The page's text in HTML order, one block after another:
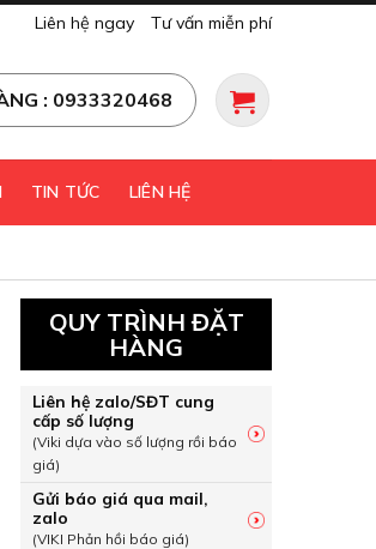
Liên hệ ngay Tư vấn miễn phí
: 0933320468
TIN TỨC LIÊN HỆ
PSTP100L số lượng
QUY TRÌNH ĐẶT
HÀNG
Liên hệ zalo/SĐT cung
cấp số lượng
(Viki dựa vào số lượng rồi báo
giá)
Gửi báo giá qua mail,
zalo
(VIKI Phản hồi báo giá)